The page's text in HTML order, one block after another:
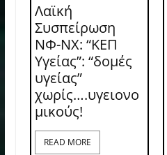
Λαϊκή
Συσπείρωση
ΝΦ-ΝΧ: “ΚΕΠ
Υγείας”: “δομές
υγείας”
χωρίς….υγειονο
μικούς!
READ MORE